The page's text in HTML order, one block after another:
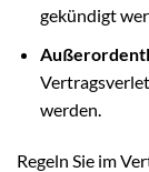
gekündigt
werden.
Regeln Sie im